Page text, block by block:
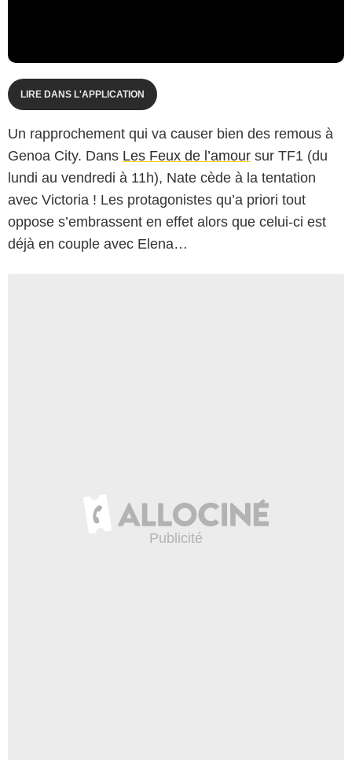
LIRE DANS L'APPLICATION
Un rapprochement qui va causer bien des remous à
Genoa City. Dans Les Feux de l’amour sur TF1 (du
lundi au vendredi à 11h), Nate cède à la tentation
avec Victoria ! Les protagonistes qu’a priori tout
oppose s’embrassent en effet alors que celui-ci est
déjà en couple avec Elena…